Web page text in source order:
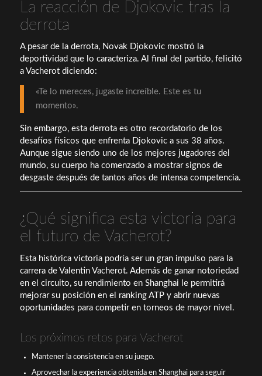
La reacción de Djokovic tras la
derrota
A pesar de la derrota, Novak Djokovic mostró la
deportividad que lo caracteriza. Al final del partido, felicitó
a Vacherot diciendo:
«Te lo mereces, jugaste increíble. Este es tu
momento».
Sin embargo, esta derrota es otro recordatorio de los
desafíos físicos que enfrenta Djokovic a sus 38 años.
Aunque sigue siendo uno de los mejores jugadores del
mundo, su cuerpo ha comenzado a mostrar signos de
desgaste después de tantos años de intensa competencia.
¿Qué significa esta victoria para
el futuro de Vacherot?
Esta histórica victoria podría ser un gran impulso para la
carrera de Valentin Vacherot. Además de ganar notoriedad
en el circuito, su rendimiento en Shanghai le permitirá
mejorar su posición en el ranking ATP y abrir nuevas
oportunidades para competir en torneos de mayor nivel.
Los próximos retos para Vacherot
Mantener la consistencia en su juego.
Aprovechar la experiencia obtenida en Shanghai para seguir